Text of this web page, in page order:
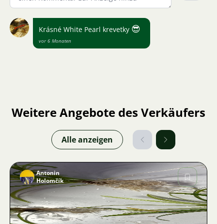
Krásné White Pearl krevetky 😎
vor 6 Monaten
Weitere Angebote des Verkäufers
Alle anzeigen
Bild
Antonin
Holomčík